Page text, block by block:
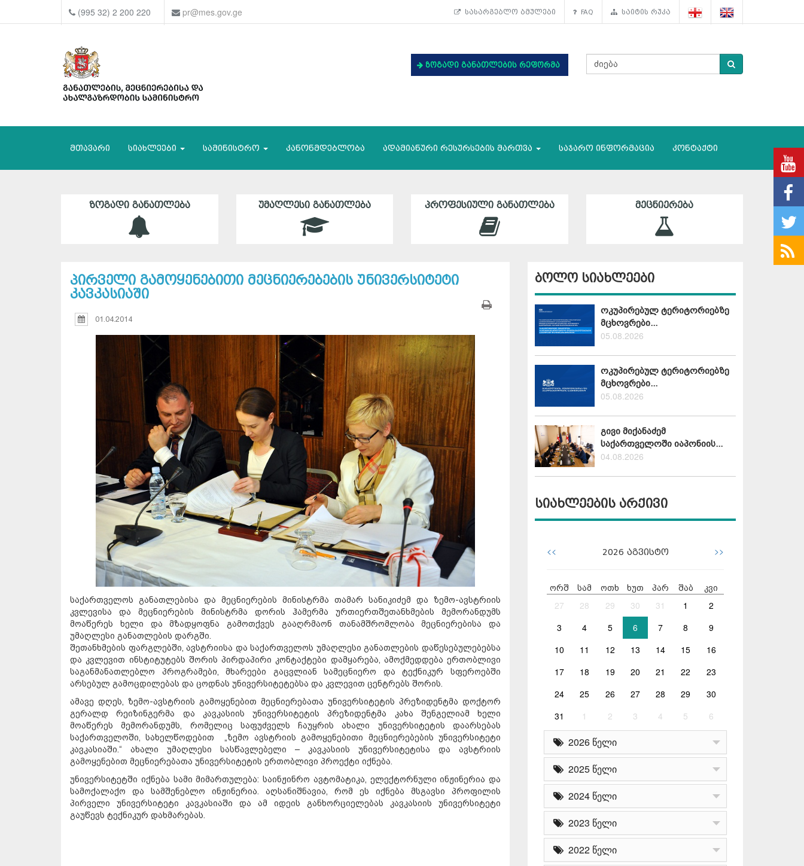
(995 32) 2 200 220 pr@mes.gov.ge სასარგებლო ბმულები FAQ საიტის რუკა
ზოგადი განათლების რეფორმა
მთავარი სიახლეები სამინისტრო კანონმდებლობა ადამიანური რესურსების მართვა საჯარო ინფორმაცია კონტაქტი
ᲖᲝᲒᲐᲓᲘ ᲒᲐᲜᲐᲗᲚᲔᲑᲐ ᲣᲛᲐᲦᲚᲔᲡᲘ ᲒᲐᲜᲐᲗᲚᲔᲑᲐ ᲞᲠᲝᲤᲔᲡᲘᲣᲚᲘ ᲒᲐᲜᲐᲗᲚᲔᲑᲐ ᲛᲔᲪᲜᲘᲔᲠᲔᲑᲐ
პირველი გამოყენებითი მეცნიერებების უნივერსიტეტი
კავკასიაში
01.04.2014
საქართველოს განათლებისა და მეცნიერების მინისტრმა თამარ სანიკიძემ და ზემო-ავსტრიის
კვლევისა და მეცნიერების მინისტრმა დორის ჰამერმა ურთიერთშეთანხმების მემორანდუმს
მოაწერეს ხელი და მზადყოფნა გამოთქვეს გააღრმაონ თანამშრომლობა მეცნიერებისა და
უმაღლესი განათლების დარგში.
შეთანხმების ფარგლებში, ავსტრიისა და საქართველოს უმაღლესი განათლების დაწესებულებებსა
და კვლევით ინსტიტუტებს შორის პირდაპირი კონტაქტები დამყარება, ამოქმედდება ერთობლივი
საგანმანათლებლო პროგრამები, მხარეები გაცვლიან სამეცნიერო და ტექნიკურ სფეროებში
არსებულ გამოცდილებას და ცოდნას უნივერსიტეტებსა და კვლევით ცენტრებს შორის.
ამავე დღეს, ზემო-ავსტრიის გამოყენებით მეცნიერებათა უნივერსიტეტის პრეზიდენტმა დოქტორ
გერალდ რეიზინგერმა და კავკასიის უნივერსიტეტის პრეზიდენტმა კახა შენგელიამ ხელი
მოაწერეს მემორანდუმს, რომელიც საფუძველს ჩაუყრის ახალი უნივერსიტეტის დაარსებას
საქართველოში, სახელწოდებით „ზემო ავსტრიის გამოყენებითი მეცნიერებების უნივერსიტეტი
კავკასიაში.“ ახალი უმაღლესი სასწავლებელი – კავკასიის უნივერსიტეტისა და ავსტრიის
გამოყენებით მეცნიერებათა უნივერსიტეტის ერთობლივი პროექტი იქნება.
უნივერსიტეტში იქნება სამი მიმართულება: საინჟინრო ავტომატიკა, ელექტორნული ინჟინერია და
სამოქალაქო და სამშენებლო ინჟინერია. აღსანიშნავია, რომ ეს იქნება მსგავსი პროფილის
პირველი უნივერსიტეტი კავკასიაში და ამ იდეის განხორციელებას კავკასიის უნივერსიტეტი
გაუწევს ტექნიკურ დახმარებას.
ბოლო სიახლეები
ოკუპირებულ ტერიტორიებზე
მცხოვრები...
05.08.2026
ოკუპირებულ ტერიტორიებზე
მცხოვრები...
05.08.2026
გივი მიქანაძემ
საქართველოში იაპონიის...
04.08.2026
სიახლეების არქივი
<< 2026 აგვისტო >>
ორშ სამ ოთხ ხუთ პარ შაბ კვი
27 28 29 30 31 1
2
3
4 5 6 7 8
9
10
11 12 13 14 15
16
17
18 19 20 21 22
23
24
25 26 27 28 29
30
31
1 2 3 4 5 6
2026 წელი
2025 წელი
2024 წელი
2023 წელი
2022 წელი